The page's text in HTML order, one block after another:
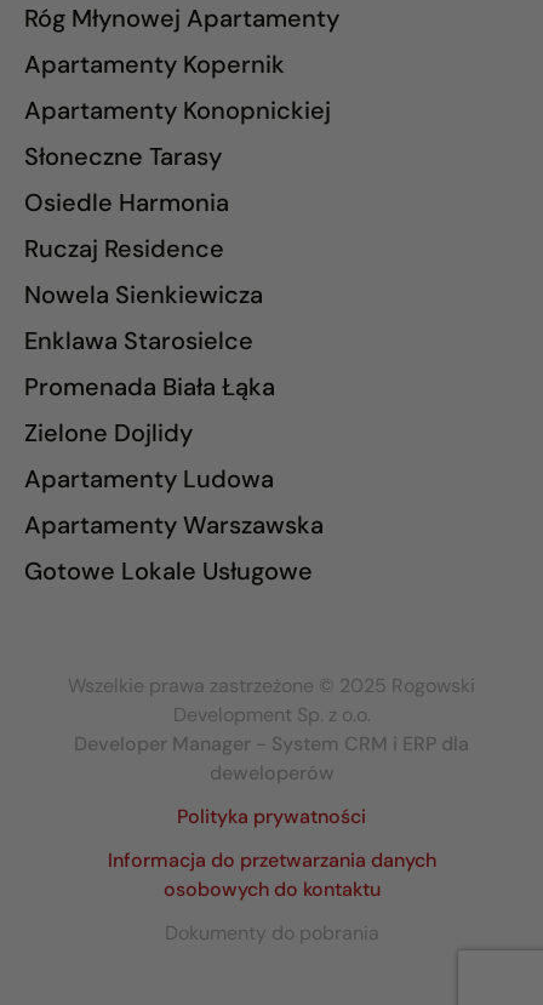
Róg Młynowej Apartamenty
Apartamenty Kopernik
Apartamenty Konopnickiej
Słoneczne Tarasy
Osiedle Harmonia
Ruczaj Residence
Nowela Sienkiewicza
Enklawa Starosielce
Promenada Biała Łąka
Zielone Dojlidy
Apartamenty Ludowa
Apartamenty Warszawska
Gotowe Lokale Usługowe
Wszelkie prawa zastrzeżone © 2025 Rogowski
Development Sp. z o.o.
Developer Manager - System CRM i ERP dla
deweloperów
Polityka prywatności
Informacja do przetwarzania danych
osobowych do kontaktu
Dokumenty do pobrania